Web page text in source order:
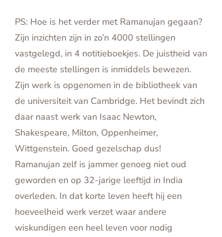
PS: Hoe is het verder met Ramanujan gegaan?
Zijn inzichten zijn in zo’n 4000 stellingen
vastgelegd, in 4 notitieboekjes. De juistheid van
de meeste stellingen is inmiddels bewezen.
Zijn werk is opgenomen in de bibliotheek van
de universiteit van Cambridge. Het bevindt zich
daar naast werk van Isaac Newton,
Shakespeare, Milton, Oppenheimer,
Wittgenstein. Goed gezelschap dus!
Ramanujan zelf is jammer genoeg niet oud
geworden en op 32-jarige leeftijd in India
overleden. In dat korte leven heeft hij een
hoeveelheid werk verzet waar andere
wiskundigen een heel leven voor nodig